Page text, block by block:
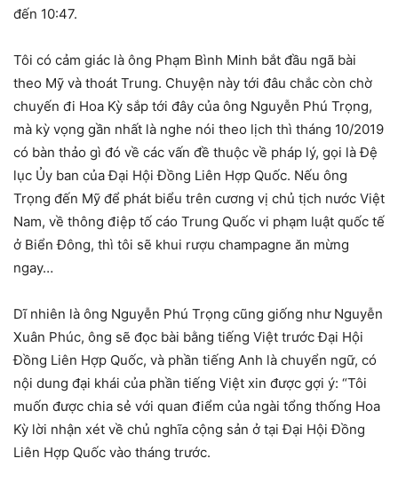
đến 10:47.
Tôi có cảm giác là ông Phạm Bình Minh bắt đầu ngã bài
theo Mỹ và thoát Trung. Chuyện này tới đâu chắc còn chờ
chuyến đi Hoa Kỳ sắp tới đây của ông Nguyễn Phú Trọng,
mà kỳ vọng gần nhất là nghe nói theo lịch thì tháng 10/2019
có bàn thảo gì đó về các vấn đề thuộc về pháp lý, gọi là Đệ
lục Ủy ban của Đại Hội Đồng Liên Hợp Quốc. Nếu ông
Trọng đến Mỹ để phát biểu trên cương vị chủ tịch nước Việt
Nam, về thông điệp tố cáo Trung Quốc vi phạm luật quốc tế
ở Biển Đông, thì tôi sẽ khui rượu champagne ăn mừng
ngay…
Dĩ nhiên là ông Nguyễn Phú Trọng cũng giống như Nguyễn
Xuân Phúc, ông sẽ đọc bài bằng tiếng Việt trước Đại Hội
Đồng Liên Hợp Quốc, và phần tiếng Anh là chuyển ngữ, có
nội dung đại khái của phần tiếng Việt xin được gợi ý: “Tôi
muốn được chia sẻ với quan điểm của ngài tổng thống Hoa
Kỳ lời nhận xét về chủ nghĩa cộng sản ở tại Đại Hội Đồng
Liên Hợp Quốc vào tháng trước.